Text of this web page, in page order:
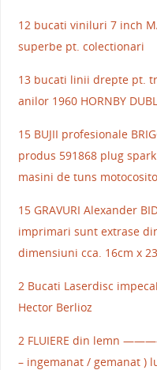
12 bucati viniluri 7 inch
superbe pt. colectionari
13 bucati linii drepte pt.
anilor 1960 HORNBY
15 BUJII profesionale
produs 591868 plug
masini de tuns
15 GRAVURI Alexander
imprimari sunt extrase
dimensiuni cca. 16cm x
2 Bucati Laserdisc
Hector Berlioz
2 FLUIERE din lemn
– ingemanat / gemanat )